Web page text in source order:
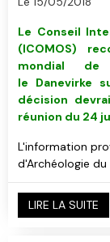
Le Conseil
(ICOMOS)
mondial de
le Danevirke
décision
réunion du 24
L'information
d'Archéologie du
LIRE LA SUITE